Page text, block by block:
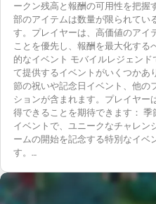
ークン残高と報酬の可用性を把握
部のアイテムは数量が限られてい
す。プレイヤーは、高価値のアイ
ことを優先し、報酬を最大化する
的なイベント モバイルレジェン
て提供するイベントがいくつかあ
節の祝いや記念日イベント、他の
ションが含まれます。プレイヤー
得できることを期待できます：
イベントで、ユニークなチャレン
ームの開始を記念する特別なイベ
す。…